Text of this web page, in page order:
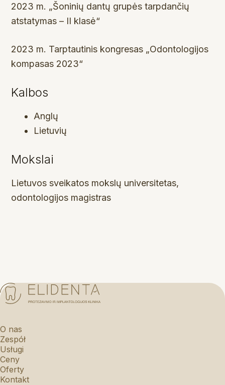
2023 m. „Šoninių dantų grupės tarpdančių
atstatymas – II klasė“
2023 m. Tarptautinis kongresas „Odontologijos
kompasas 2023“
Kalbos
Anglų
Lietuvių
Mokslai
Lietuvos sveikatos mokslų universitetas,
odontologijos magistras
O nas
Zespół
Usługi
Ceny
Oferty
Kontakt